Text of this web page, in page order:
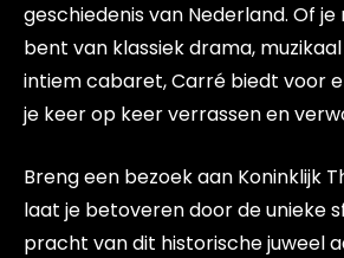
geschiedenis van Nederland. Of
bent van klassiek drama,
intiem cabaret, Carré biedt voor
je keer op keer verrassen en
Breng een bezoek aan Koninklijk
laat je betoveren door de unieke
pracht van dit historische juweel